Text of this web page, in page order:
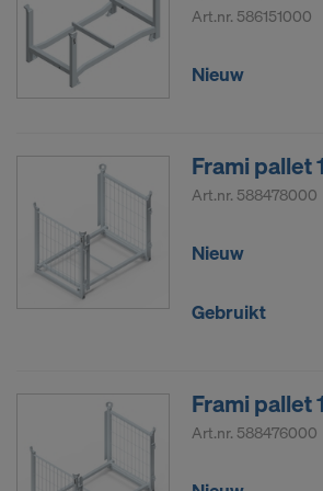
Art.nr. 586151000
Nieuw
Frami pallet
Art.nr. 588478000
Nieuw
Gebruikt
Frami pallet
Art.nr. 588476000
De persoonsgegevens die wij naar
doorsturen, zijn met name IP-
Protocol’).
volgende ontvangers samen:
Facebook LLC
Google LLC
MaxMind Inc.
Microsoft Corporation
Monotype Imaging Holdings
Rocket Science Group LLC
Vimeo LLC
YouTube LLC
Wij hebben uw uitdrukkelijke